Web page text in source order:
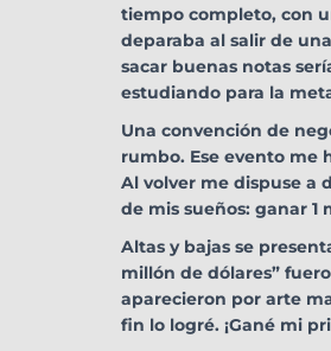
tiempo completo, con
deparaba al salir de
sacar buenas notas
estudiando para la
Una convención de
rumbo. Ese evento me
Al volver me dispuse a
de mis sueños: ganar 1
Altas y bajas se
millón de dólares”
aparecieron por arte
fin lo logré. ¡Gané mi